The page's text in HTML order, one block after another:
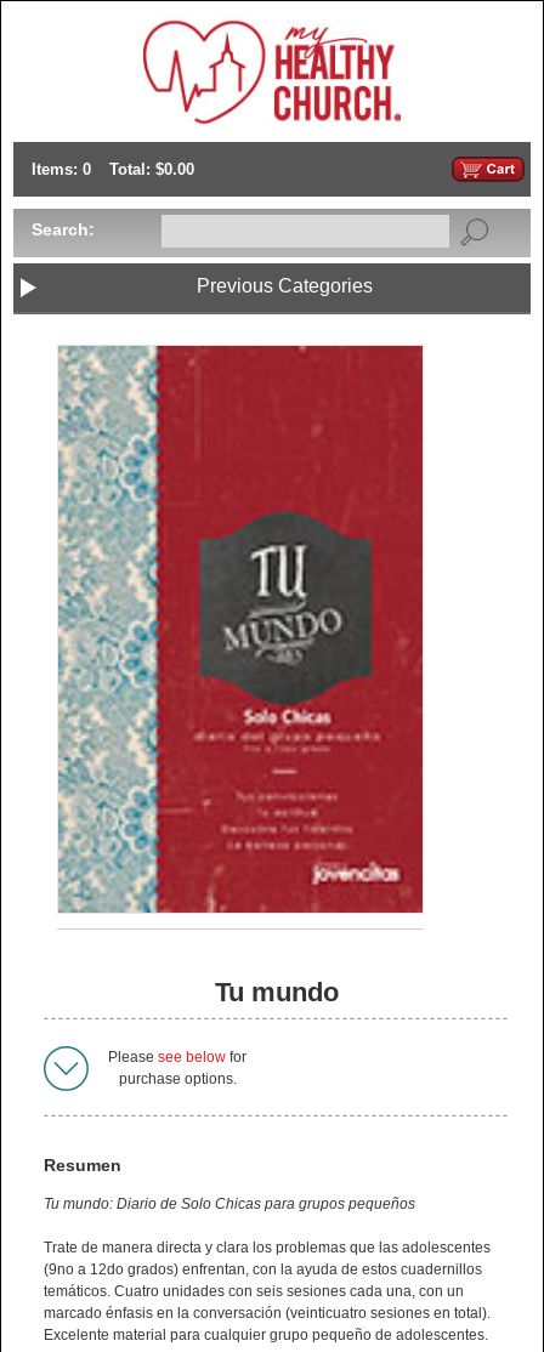
Items: 0 Total: $0.00
Search:
Previous Categories
Tu mundo
Please see below for
purchase options.
Resumen
Tu mundo: Diario de Solo Chicas para grupos pequeños
Trate de manera directa y clara los problemas que las adolescentes
(9no a 12do grados) enfrentan, con la ayuda de estos cuadernillos
temáticos. Cuatro unidades con seis sesiones cada una, con un
marcado énfasis en la conversación (veinticuatro sesiones en total).
Excelente material para cualquier grupo pequeño de adolescentes.